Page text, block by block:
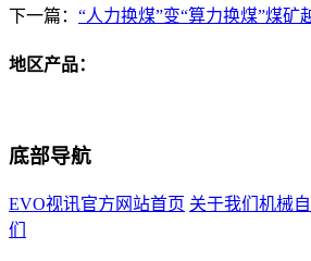
下一篇： “人力换煤”变“算力换煤”煤矿
地区产品：
底部导航
EVO视讯官方网站首页 关于我们 机械
们